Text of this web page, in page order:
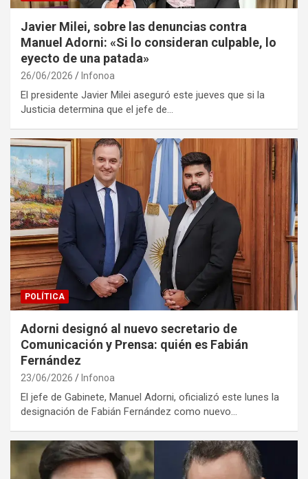
Javier Milei, sobre las denuncias contra
Manuel Adorni: «Si lo consideran culpable, lo
eyecto de una patada»
26/06/2026 Infonoa
El presidente Javier Milei aseguró este jueves que si la
Justicia determina que el jefe de…
POLÍTICA
Adorni designó al nuevo secretario de
Comunicación y Prensa: quién es Fabián
Fernández
23/06/2026 Infonoa
El jefe de Gabinete, Manuel Adorni, oficializó este lunes la
designación de Fabián Fernández como nuevo…